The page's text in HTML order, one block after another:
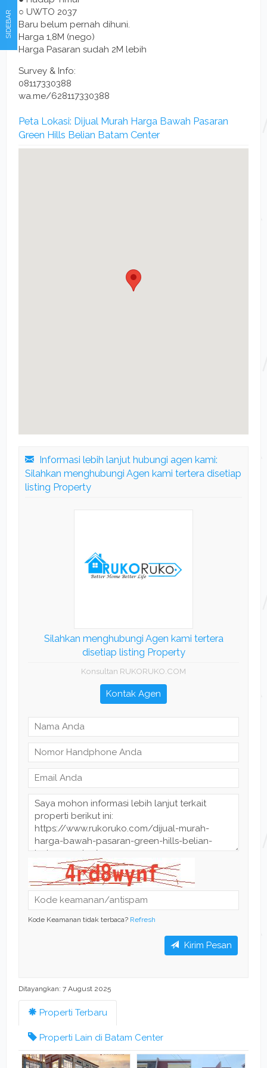
○ UWTO 2037
Baru belum pernah dihuni.
Harga 1,8M (nego)
Harga Pasaran sudah 2M lebih
Survey & Info:
08117330388
wa.me/628117330388
Peta Lokasi: Dijual Murah Harga Bawah Pasaran
Green Hills Belian Batam Center
Informasi lebih lanjut hubungi agen kami:
Silahkan menghubungi Agen kami tertera disetiap
listing Property
Silahkan menghubungi Agen kami tertera
disetiap listing Property
Konsultan RUKORUKO.COM
Kontak Agen
Kode Keamanan tidak terbaca? Refresh
Kirim Pesan
Ditayangkan: 7 August 2025
Properti Terbaru
Properti Lain di Batam Center
SIDEBAR